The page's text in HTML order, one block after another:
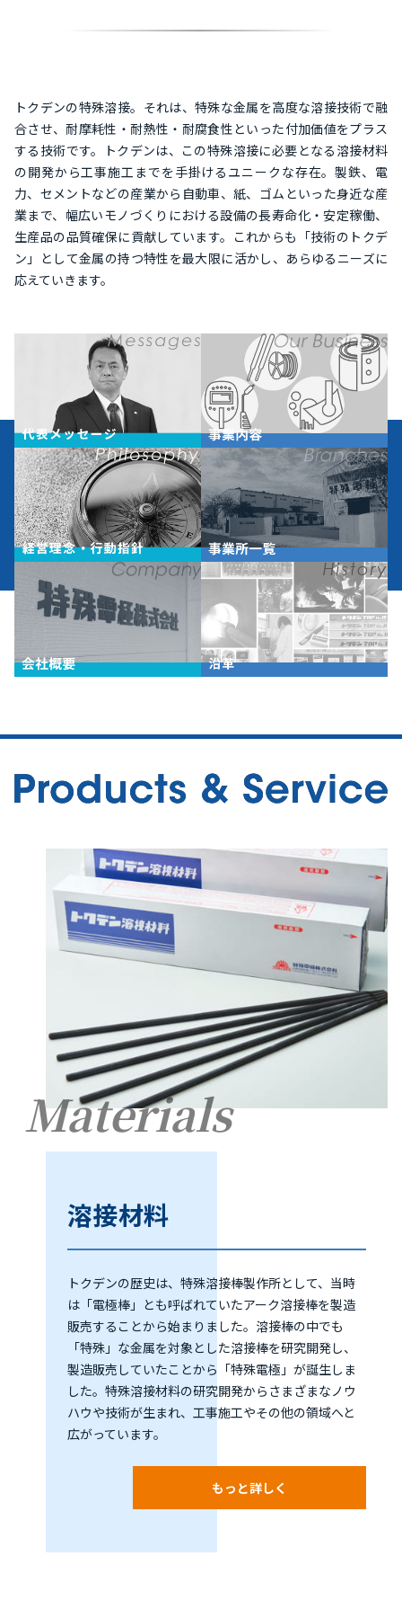
トクデンの特殊溶接。それは、特殊な金属を高度な溶接技術で融
合させ、耐摩耗性・耐熱性・耐腐食性といった付加価値をプラス
する技術です。トクデンは、この特殊溶接に必要となる溶接材料
の開発から工事施工までを手掛けるユニークな存在。製鉄、電
力、セメントなどの産業から自動車、紙、ゴムといった身近な産
業まで、幅広いモノづくりにおける設備の長寿命化・安定稼働、
生産品の品質確保に貢献しています。これからも「技術のトクデ
ン」として金属の持つ特性を最大限に活かし、あらゆるニーズに
応えていきます。
Materials
溶接材料
トクデンの歴史は、特殊溶接棒製作所として、当時
は「電極棒」とも呼ばれていたアーク溶接棒を製造
販売することから始まりました。溶接棒の中でも
「特殊」な金属を対象とした溶接棒を研究開発し、
製造販売していたことから「特殊電極」が誕生しま
した。特殊溶接材料の研究開発からさまざまなノウ
ハウや技術が生まれ、工事施工やその他の領域へと
広がっています。
もっと詳しく